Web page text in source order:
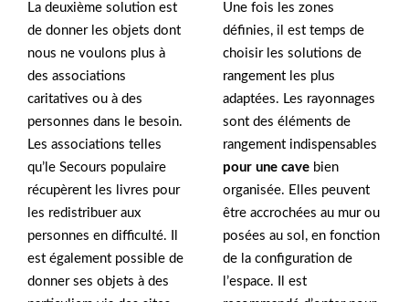
La deuxième solution est
de donner les objets dont
nous ne voulons plus à
des associations
caritatives ou à des
personnes dans le besoin.
Les associations telles
qu’le Secours populaire
récupèrent les livres pour
les redistribuer aux
personnes en difficulté. Il
est également possible de
donner ses objets à des
Une fois les zones
définies, il est temps de
choisir les solutions de
rangement les plus
adaptées. Les rayonnages
sont des éléments de
rangement indispensables
pour une cave bien
organisée. Elles peuvent
être accrochées au mur ou
posées au sol, en fonction
de la configuration de
l’espace. Il est